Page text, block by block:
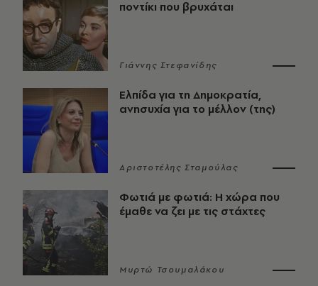
ποντίκι που βρυχάται
Γιάννης Στεφανίδης
Ελπίδα για τη Δημοκρατία,
ανησυχία για το μέλλον (της)
Αριστοτέλης Σταμούλας
Φωτιά με φωτιά: Η χώρα που
έμαθε να ζει με τις στάχτες
Μυρτώ Τσουμαλάκου